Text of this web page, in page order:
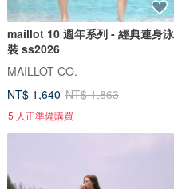
maillot 10 週年系列 - 經典連身泳
裝 ss2026
MAILLOT CO.
NT$ 1,640 NT$ 1,863
5 人正準備購買